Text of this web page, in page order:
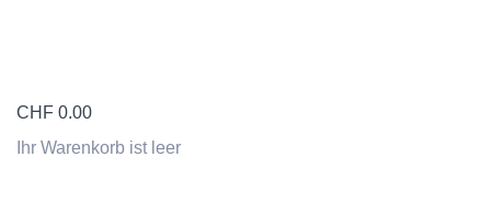
CHF 0.00
Ihr Warenkorb ist leer